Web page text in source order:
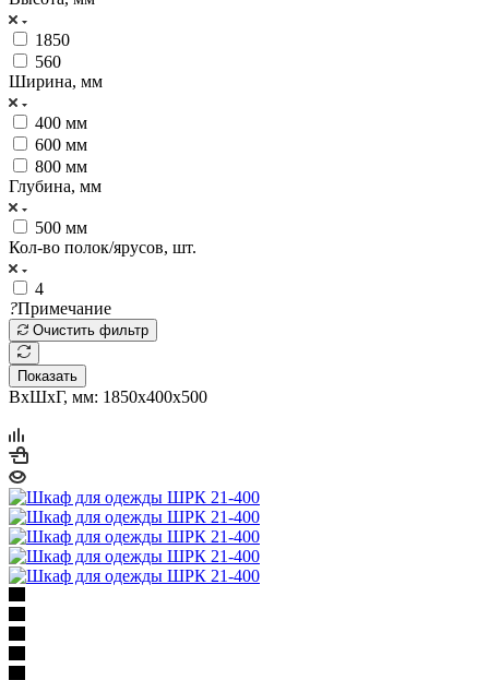
1850
560
Ширина, мм
400 мм
600 мм
800 мм
Глубина, мм
500 мм
Кол-во полок/ярусов, шт.
4
?Примечание
Очистить фильтр
Показать
ВхШхГ, мм: 1850x400x500